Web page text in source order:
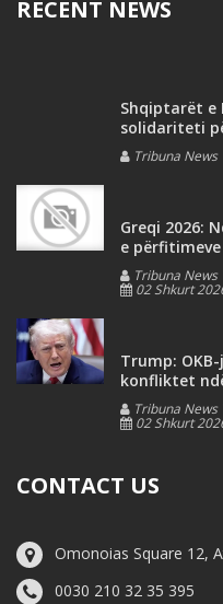
RECENT NEWS
Shqiptarët e
solidariteti
Tribuna News
Greqi 2026:
e
Tribuna
02 Shkurt
Trump:
konfliktet
Tribuna
02 Shkurt
CONTACT US
Omonoias Square 12,
0030 210 32 35 395